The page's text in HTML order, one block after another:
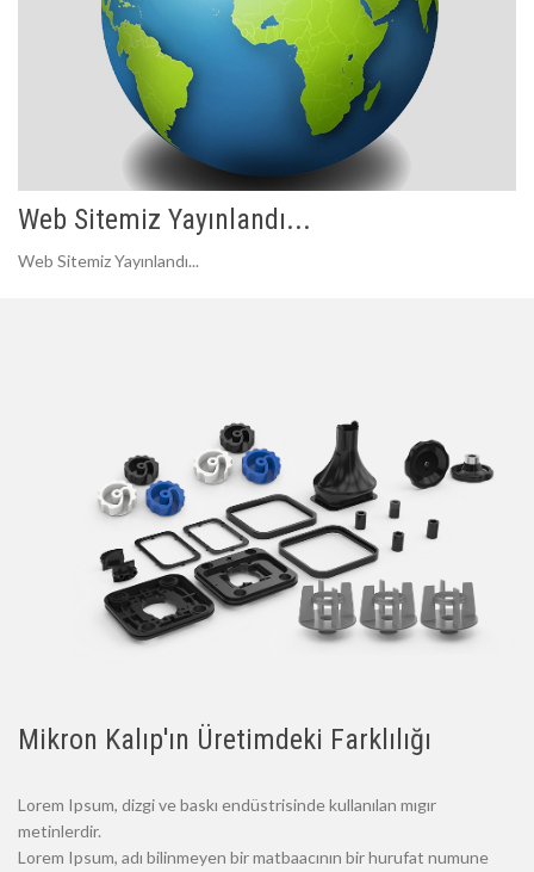
Web Sitemiz Yayınlandı...
Web Sitemiz Yayınlandı...
Mikron Kalıp'ın Üretimdeki Farklılığı
Lorem Ipsum, dizgi ve baskı endüstrisinde kullanılan mıgır
metinlerdir.
Lorem Ipsum, adı bilinmeyen bir matbaacının bir hurufat numune